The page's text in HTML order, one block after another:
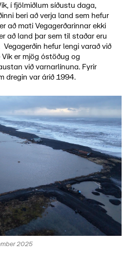
í fjölmiðlum síðustu daga,
beri að verja land sem hefur
að mati Vegagerðarinnar ekki
að land þar sem til staðar eru
hefur lengi varað við
er mjög óstöðug og
við varnarlínuna. Fyrir
dregin var árið 1994.
2025